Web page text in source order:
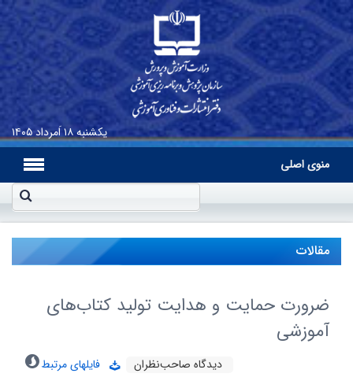
یکشنبه۱۸ اَمرداد ۱۴۰۵
منوی اصلی
مقالات
ضرورت حمایت و هدایت تولید کتاب‌های
آموزشی
دیدگاه صاحب‌نظران
فایلهای مرتبط